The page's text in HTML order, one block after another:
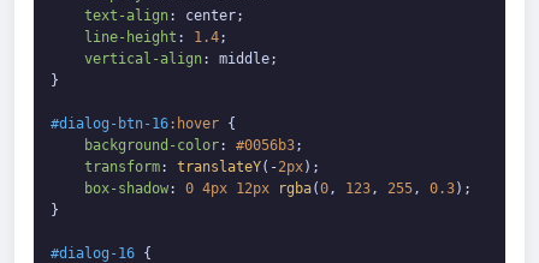
text-align: center;
line-height : 1.4;
vertical-align: middle;
}
#dialog-btn-16:hover {
background-color: #0056b3;
transform: translateY(-2px);
box-shadow: 0 4px 12px rgba(0, 123, 255, 0.3);
}
#dialog-16 {